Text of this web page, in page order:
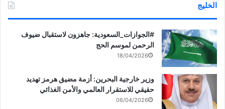
الخليج
‏‎#الجوازات_السعودية: جاهزون لاستقبال ضيوف
الرحمن لموسم الحج
18/04/2026
وزير خارجية البحرين: أزمة مضيق هرمز تهديد
حقيقي للاستقرار العالمي والأمن الغذائي
06/04/2026